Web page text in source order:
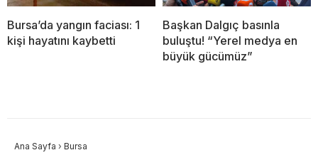
Bursa’da yangın faciası: 1
kişi hayatını kaybetti
Başkan Dalgıç basınla
buluştu! “Yerel medya en
büyük gücümüz”
Ana Sayfa › Bursa